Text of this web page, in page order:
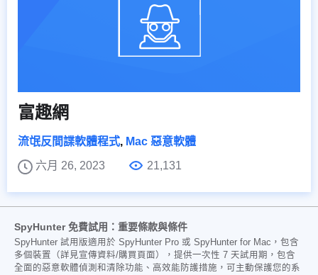
富趣網
流氓反間諜軟體程式, Mac 惡意軟體
六月 26, 2023
21,131
SpyHunter 免費試用：重要條款與條件
SpyHunter 試用版適用於 SpyHunter Pro 或 SpyHunter for Mac，包含
多個裝置（詳見宣傳資料/購買頁面），提供一次性 7 天試用期，包含
全面的惡意軟體偵測和清除功能、高效能防護措施，可主動保護您的系